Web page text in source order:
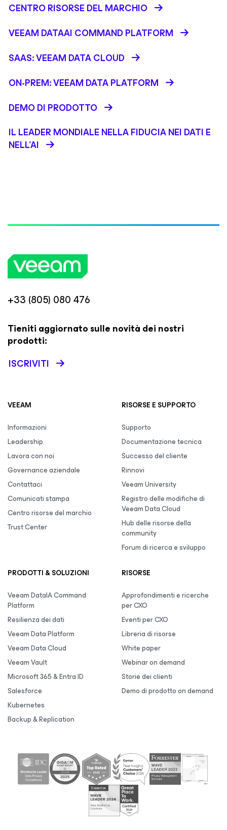
CENTRO RISORSE DEL MARCHIO
VEEAM DATAAI COMMAND PLATFORM
SAAS: VEEAM DATA CLOUD
ON-PREM: VEEAM DATA PLATFORM
DEMO DI PRODOTTO
IL LEADER MONDIALE NELLA FIDUCIA NEI DATI E
NELL’AI
+33 (805) 080 476
Tieniti aggiornato sulle novità dei nostri
prodotti:
ISCRIVITI
VEEAM
Informazioni
Leadership
Lavora con noi
Governance aziendale
Contattaci
Comunicati stampa
Centro risorse del marchio
Trust Center
RISORSE E SUPPORTO
Supporto
Documentazione tecnica
Successo del cliente
Rinnovi
Veeam University
Registro delle modifiche di
Veeam Data Cloud
Hub delle risorse della
community
Forum di ricerca e sviluppo
PRODOTTI & SOLUZIONI
Veeam DataIA Command
Platform
Resilienza dei dati
Veeam Data Platform
Veeam Data Cloud
Veeam Vault
Microsoft 365 & Entra ID
Salesforce
Kubernetes
Backup & Replication
RISORSE
Approfondimenti e ricerche
per CXO
Eventi per CXO
Libreria di risorse
White paper
Webinar on demand
Storie dei clienti
Demo di prodotto on demand